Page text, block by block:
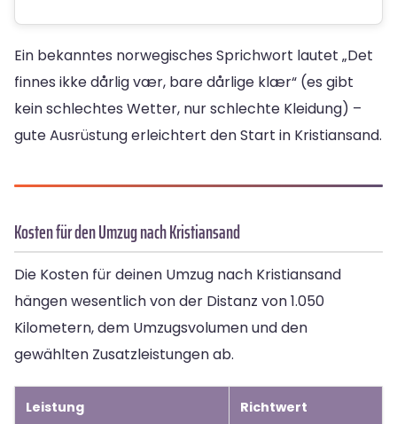
Ein bekanntes norwegisches Sprichwort lautet „Det
finnes ikke dårlig vær, bare dårlige klær“ (es gibt
kein schlechtes Wetter, nur schlechte Kleidung) –
gute Ausrüstung erleichtert den Start in Kristiansand.
Kosten für den Umzug nach Kristiansand
Die Kosten für deinen Umzug nach Kristiansand
hängen wesentlich von der Distanz von 1.050
Kilometern, dem Umzugsvolumen und den
gewählten Zusatzleistungen ab.
Leistung Richtwert